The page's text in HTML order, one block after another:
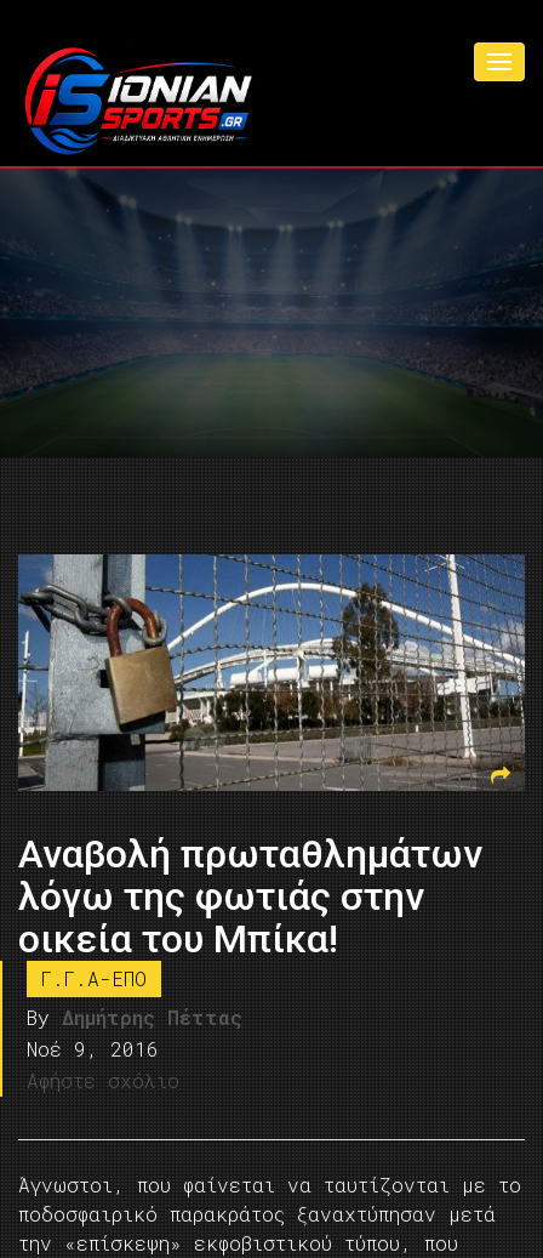
Αναβολή πρωταθλημάτων
λόγω της φωτιάς στην
οικεία του Μπίκα!
Γ.Γ.Α-ΕΠΟ
By Δημήτρης Πέττας
Νοέ 9, 2016
Αφήστε σχόλιο
Άγνωστοι, που φαίνεται να ταυτίζονται με το
ποδοσφαιρικό παρακράτος ξαναχτύπησαν μετά
την «επίσκεψη» εκφοβιστικού τύπου, που